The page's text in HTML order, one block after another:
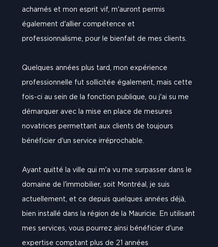
acharnés et mon esprit vif, m'auront permis
également d'allier compétence et
professionnalisme, pour le bienfait de mes clients.
Quelques années plus tard, mon expérience
professionnelle fut sollicitée également, mais cette
fois-ci au sein de la fonction publique, ou j'ai su me
démarquer avec la mise en place de mesures
novatrices permettant aux clients de toujours
bénéficier d'un service irréprochable.
Ayant quitté la ville qui m'a vu me surpasser dans le
domaine de l'immobilier, soit Montréal, je suis
actuellement, et ce depuis quelques années déjà,
bien installé dans la région de la Mauricie. En utilisant
mes services, vous pourrez ainsi bénéficier d'une
expertise comptant plus de 21 années